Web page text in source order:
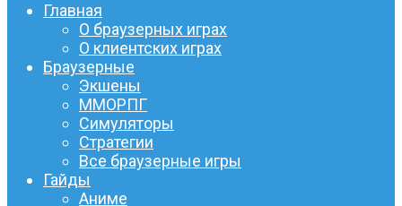
Главная
О браузерных играх
О клиентских играх
Браузерные
Экшены
ММОРПГ
Симуляторы
Стратегии
Все браузерные игры
Гайды
Аниме